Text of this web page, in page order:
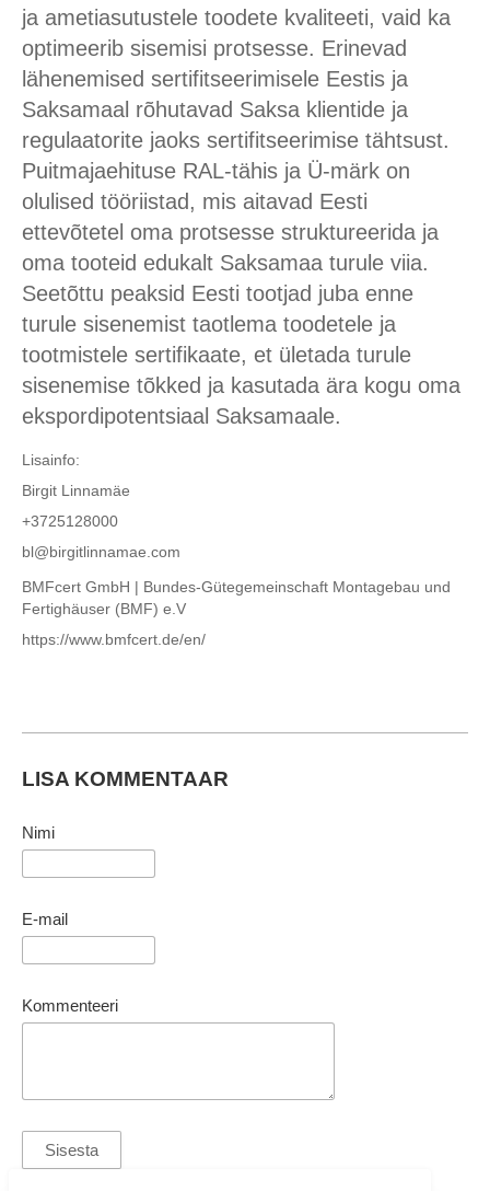
ja ametiasutustele toodete kvaliteeti, vaid ka
optimeerib sisemisi protsesse. Erinevad
lähenemised sertifitseerimisele Eestis ja
Saksamaal rõhutavad Saksa klientide ja
regulaatorite jaoks sertifitseerimise tähtsust.
Puitmajaehituse RAL-tähis ja Ü-märk on
olulised tööriistad, mis aitavad Eesti
ettevõtetel oma protsesse struktureerida ja
oma tooteid edukalt Saksamaa turule viia.
Seetõttu peaksid Eesti tootjad juba enne
turule sisenemist taotlema toodetele ja
tootmistele sertifikaate, et ületada turule
sisenemise tõkked ja kasutada ära kogu oma
ekspordipotentsiaal Saksamaale.
Lisainfo:
Birgit Linnamäe
+3725128000
bl@birgitlinnamae.com
BMFcert GmbH | Bundes-Gütegemeinschaft Montagebau und
Fertighäuser (BMF) e.V
https://www.bmfcert.de/en/
LISA KOMMENTAAR
Nimi
E-mail
Kommenteeri